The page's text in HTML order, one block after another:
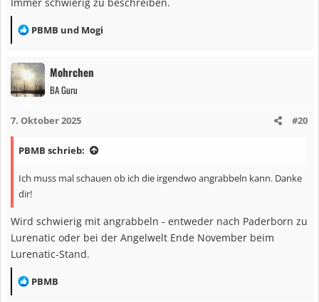
R
a
k
t
o
e
PBMB und Mogi
Mohrchen
BA Guru
7. Oktober 2025 #20
PBMB schrieb:
Ich muss mal schauen ob ich die irgendwo angrabbeln kann. Danke
dir!
Wird schwierig mit angrabbeln - entweder nach Paderborn zu
Lurenatic oder bei der Angelwelt Ende November beim
Lurenatic-Stand.
R
PBMB